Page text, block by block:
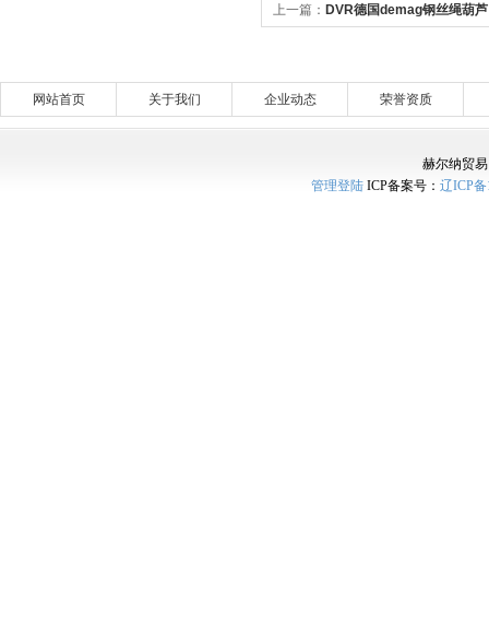
上一篇： DVR德国demag钢丝绳葫芦
网站首页 关于我们 企业动态 荣誉资质
赫尔纳贸
管理登陆ICP备案号： 辽ICP备